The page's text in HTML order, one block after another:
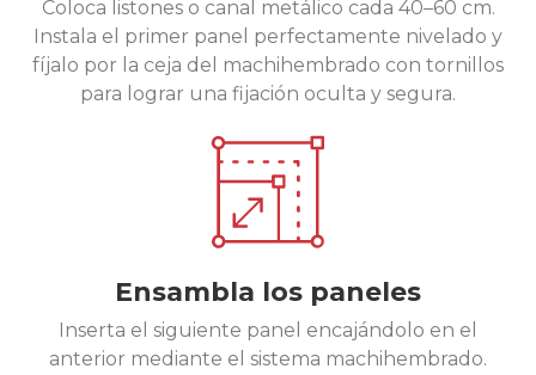
Coloca listones o canal metálico cada 40–60 cm.
Instala el primer panel perfectamente nivelado y
fíjalo por la ceja del machihembrado con tornillos
para lograr una fijación oculta y segura.
Ensambla los paneles
Inserta el siguiente panel encajándolo en el
anterior mediante el sistema machihembrado.